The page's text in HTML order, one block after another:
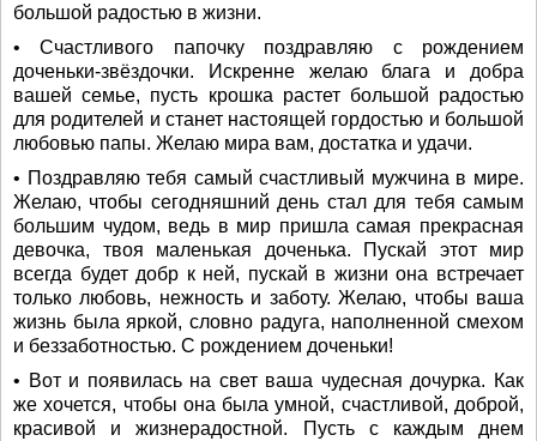
большой радостью в жизни.
• Счастливого папочку поздравляю с рождением
доченьки-звёздочки. Искренне желаю блага и добра
вашей семье, пусть крошка растет большой радостью
для родителей и станет настоящей гордостью и большой
любовью папы. Желаю мира вам, достатка и удачи.
• Поздравляю тебя самый счастливый мужчина в мире.
Желаю, чтобы сегодняшний день стал для тебя самым
большим чудом, ведь в мир пришла самая прекрасная
девочка, твоя маленькая доченька. Пускай этот мир
всегда будет добр к ней, пускай в жизни она встречает
только любовь, нежность и заботу. Желаю, чтобы ваша
жизнь была яркой, словно радуга, наполненной смехом
и беззаботностью. С рождением доченьки!
• Вот и появилась на свет ваша чудесная дочурка. Как
же хочется, чтобы она была умной, счастливой, доброй,
красивой и жизнерадостной. Пусть с каждым днем